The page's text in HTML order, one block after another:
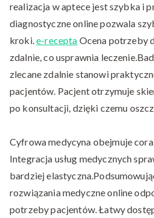
realizacja w aptece jest szybka i
diagnostyczne online pozwala
kroki.e-recepta Ocena potrzeby
zdalnie, co usprawnia
zlecane zdalnie stanowi
pacjentów. Pacjent otrzymuje
po konsultacji, dzięki czemu
Cyfrowa medycyna obejmuje
Integracja usług medycznych
bardziej
rozwiązania medyczne online
potrzeby pacjentów. Łatwy